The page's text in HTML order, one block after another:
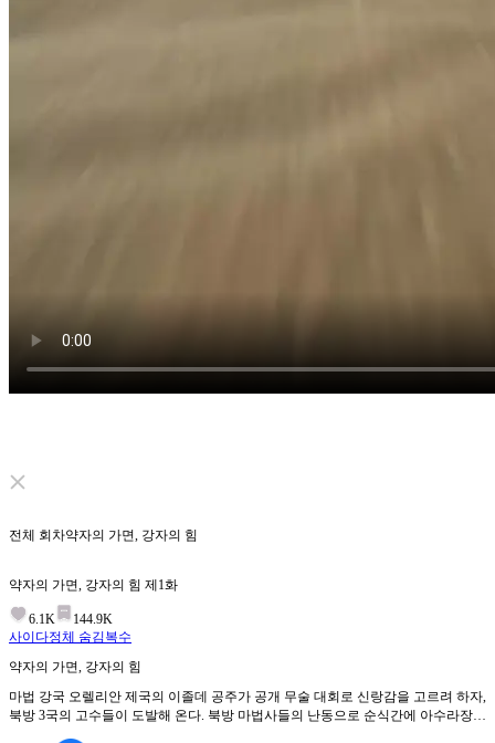
Click to unmute
전체 회차약자의 가면, 강자의 힘
약자의 가면, 강자의 힘 제 1화
6.1K
144.9K
사이다정체 숨김 복수
약자의 가면, 강자의 힘
마법 강국 오렐리안 제국의 이졸데 공주가 공개 무술 대회로 신랑감을 고르려 하자,
북방 3국의 고수들이 도발해 온다. 북방 마법사들의 난동으로 순식간에 아수라장이